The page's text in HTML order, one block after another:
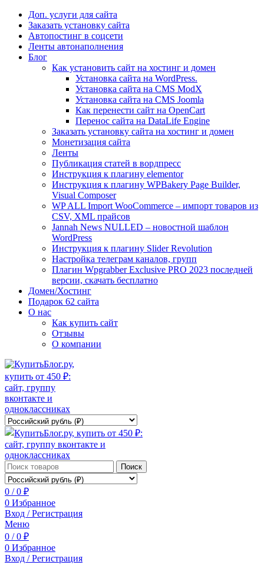
Доп. услуги для сайта
Заказать установку сайта
Автопостинг в соцсети
Ленты автонаполнения
Блог
Как установить сайт на хостинг и домен
Установка сайта на WordPress.
Установка сайта на CMS ModX
Установка сайта на CMS Joomla
Как перенести сайт на OpenCart
Перенос сайта на DataLife Engine
Заказать установку сайта на хостинг и домен
Монетизация сайта
Ленты
Публикация статей в вордпресс
Инструкция к плагину elementor
Инструкция к плагину WPBakery Page Builder,
Visual Composer
WP ALL Import WooCommerce – импорт товаров из
CSV, XML прайсов
Jannah News NULLED – новостной шаблон
WordPress
Инструкция к плагину Slider Revolution
Настройка телеграм каналов, групп
Плагин Wpgrabber Exclusive PRO 2023 последней
версии, скачать бесплатно
Домен/Хостинг
Подарок 62 сайта
О нас
Как купить сайт
Отзывы
О компании
Поиск
0 / 0 ₽
0 Избранное
Вход / Регистрация
Меню
0 / 0 ₽
0 Избранное
Вход / Регистрация